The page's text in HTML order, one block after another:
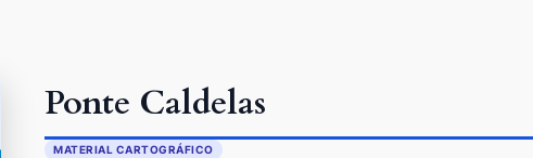
Ponte Caldelas
MATERIAL CARTOGRÁFICO